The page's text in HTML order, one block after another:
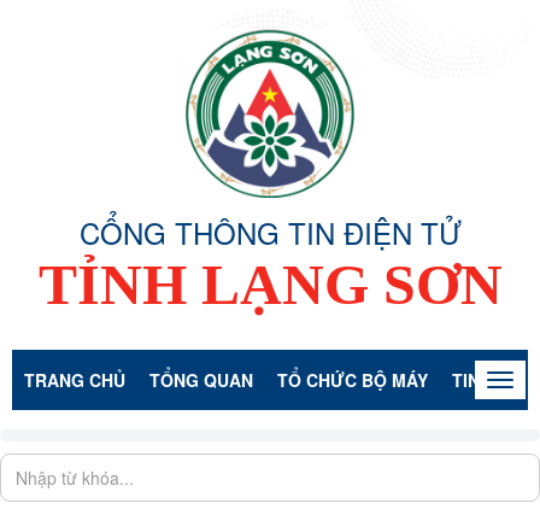
CỔNG THÔNG TIN ĐIỆN TỬ
TỈNH LẠNG SƠN
TRANG CHỦ TỔNG QUAN TỔ CHỨC BỘ MÁY TIN TỨC -